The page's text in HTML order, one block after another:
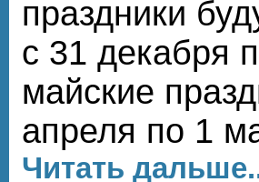
праздники
с 31 декабря
майские
апреля по 1
Читать